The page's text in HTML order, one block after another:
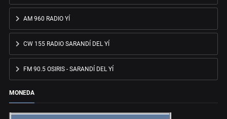
AM 960 RADIO YÍ
CW 155 RADIO SARANDÍ DEL YÍ
FM 90.5 OSIRIS - SARANDÍ DEL YÍ
MONEDA